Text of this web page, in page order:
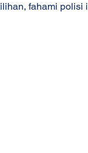
fahami polisi